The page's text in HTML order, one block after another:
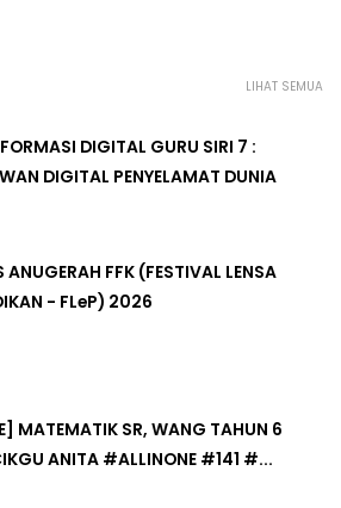
LIHAT SEMUA
DIGITAL GURU SIRI 7 :
DIGITAL PENYELAMAT DUNIA
ANUGERAH FFK (FESTIVAL LENSA
- FLeP) 2026
MATEMATIK SR, WANG TAHUN 6
ANITA #ALLINONE #141 #...